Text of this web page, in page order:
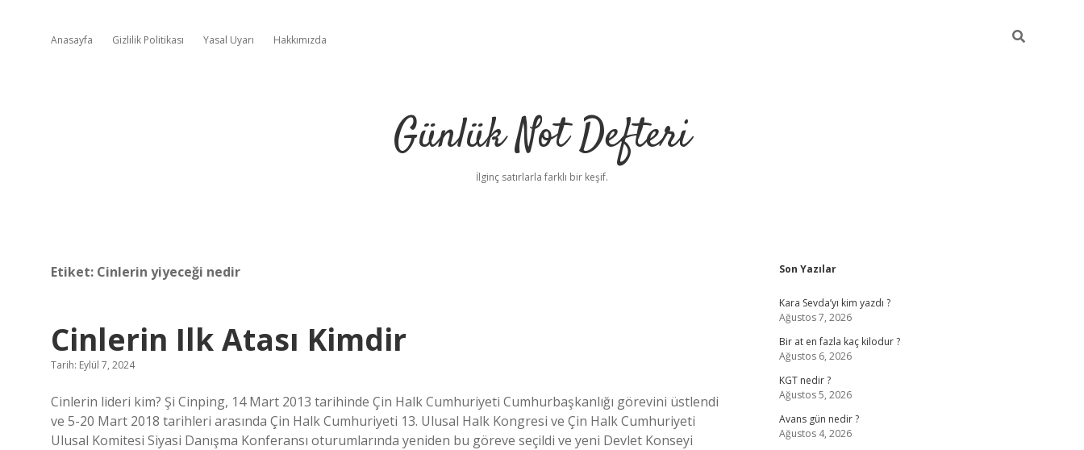
Anasayfa Gizlilik Politikası Yasal Uyarı Hakkımızda
Günlük Not Defteri
İlginç satırlarla farklı bir keşif.
Etiket: Cinlerin yiyeceği nedir
Cinlerin Ilk Atası Kimdir
Tarih: Eylül 7, 2024
Cinlerin lideri kim? Şi Cinping, 14 Mart 2013 tarihinde Çin Halk Cumhuriyeti Cumhurbaşkanlığı görevini üstlendi
ve 5-20 Mart 2018 tarihleri ​​arasında Çin Halk Cumhuriyeti 13. Ulusal Halk Kongresi ve Çin Halk Cumhuriyeti
Ulusal Komitesi Siyasi Danışma Konferansı oturumlarında yeniden bu göreve seçildi ve yeni Devlet Konseyi
Sidebar
Son Yazılar
Kara Sevda’yı kim yazdı ?
Ağustos 7, 2026
Bir at en fazla kaç kilodur ?
Ağustos 6, 2026
KGT nedir ?
Ağustos 5, 2026
Avans gün nedir ?
Ağustos 4, 2026